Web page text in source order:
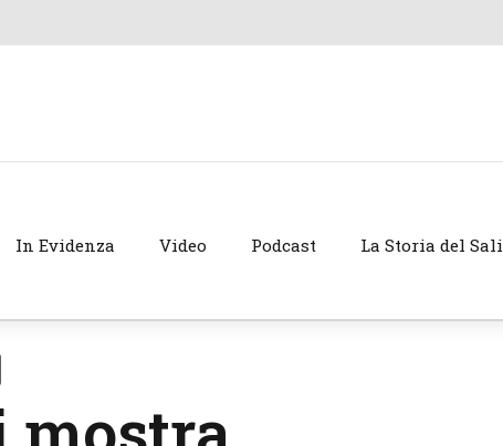
In Evidenza Video Podcast La Storia del